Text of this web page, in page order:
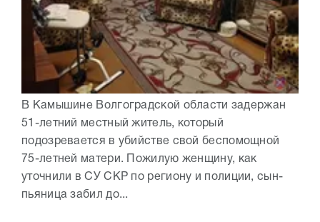
В Камышине Волгоградской области задержан
51-летний местный житель, который
подозревается в убийстве свой беспомощной
75-летней матери. Пожилую женщину, как
уточнили в СУ СКР по региону и полиции, сын-
пьяница забил до...